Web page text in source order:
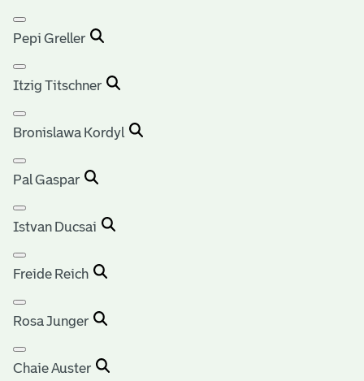
Pepi Greller
Itzig Titschner
Bronislawa Kordyl
Pal Gaspar
Istvan Ducsai
Freide Reich
Rosa Junger
Chaie Auster